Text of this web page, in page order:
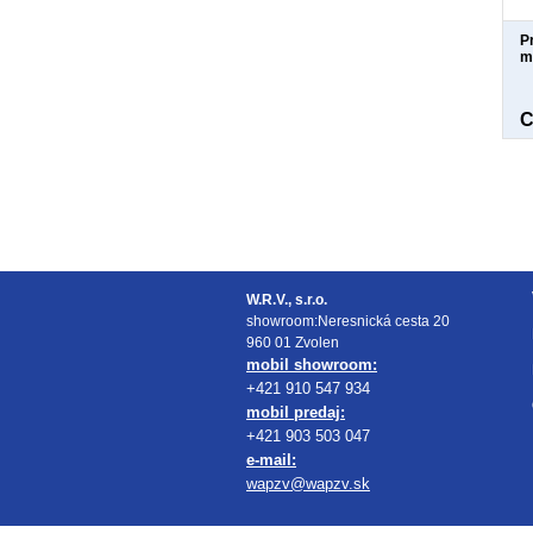
W.R.V., s.r.o.
showroom:Neresnická cesta 20
960 01 Zvolen
mobil showroom:
+421 910 547 934
mobil predaj:
+421 903 503 047
e-mail:
wapzv@wapzv.sk